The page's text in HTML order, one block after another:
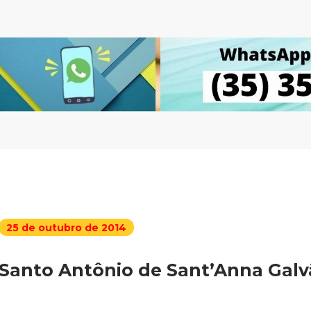
25 de outubro de 2014
Antônio de Sant’Anna